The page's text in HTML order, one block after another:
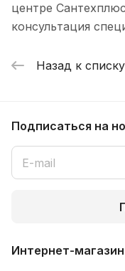
центре
консультация
Назад к списку
Подписаться на
Интернет-магазин